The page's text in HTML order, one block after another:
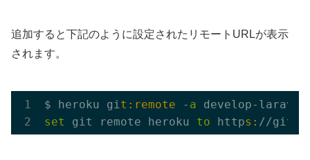
追加すると下記のように設定されたリモートURLが表示
されます。
$ heroku git:remote - a
set
git remote heroku to https: //